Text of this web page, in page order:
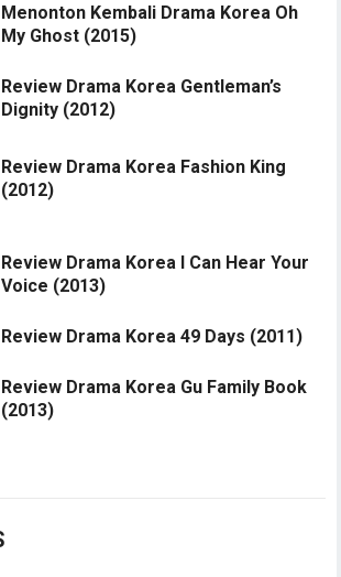
Menonton Kembali Drama Korea Oh
My Ghost (2015)
Review Drama Korea Gentleman’s
Dignity (2012)
Review Drama Korea Fashion King
(2012)
Review Drama Korea I Can Hear Your
Voice (2013)
Review Drama Korea 49 Days (2011)
Review Drama Korea Gu Family Book
(2013)